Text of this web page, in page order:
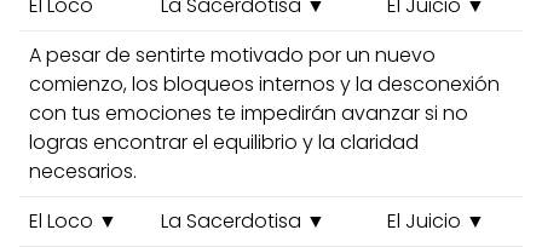
A pesar de sentirte motivado por un nuevo
comienzo, los bloqueos internos y la desconexión
con tus emociones te impedirán avanzar si no
logras encontrar el equilibrio y la claridad
necesarios.
El Loco ▼
La Sacerdotisa ▼
El Juicio ▼